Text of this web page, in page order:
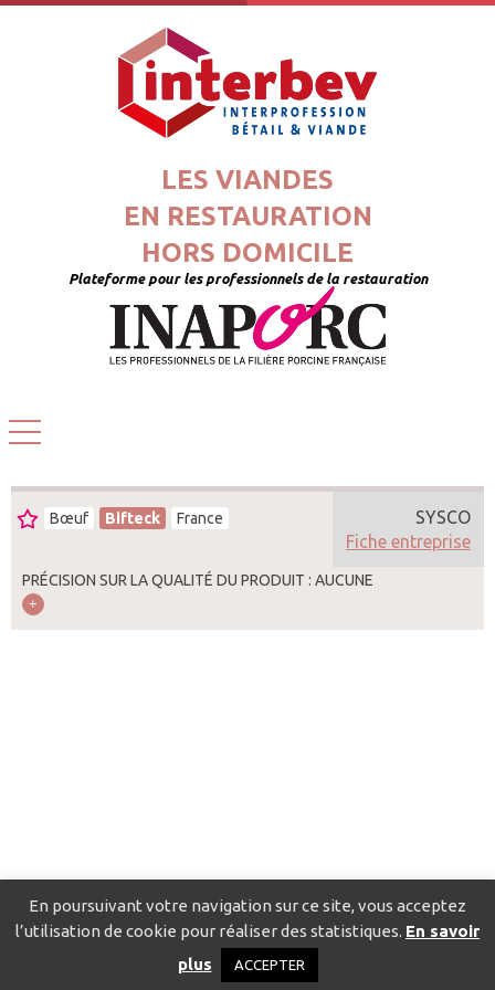
LES VIANDES
EN RESTAURATION
HORS DOMICILE
Plateforme pour les professionnels de la restauration
Bœuf Bifteck France
PRÉCISION SUR LA QUALITÉ DU PRODUIT : AUCUNE
SYSCO
Fiche entreprise
Catalogue pour localiser les fournisseurs
Politique de confidentialité
En poursuivant votre navigation sur ce site, vous acceptez
l’utilisation de cookie pour réaliser des statistiques. En savoir
plus
ACCEPTER